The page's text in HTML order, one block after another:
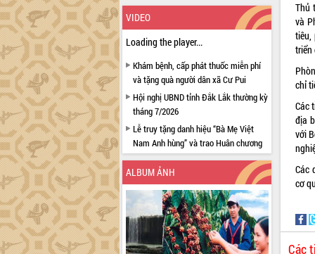
VIDEO
Loading the player...
Khám bệnh, cấp phát thuốc miễn phí
và tặng quà người dân xã Cư Pui
Hội nghị UBND tỉnh Đắk Lắk thường kỳ
tháng 7/2026
Lễ truy tặng danh hiệu “Bà Mẹ Việt
Nam Anh hùng” và trao Huân chương
Lao động
UBND tỉnh Đắk Lắk triển khai nhiệm
vụ 6 tháng cuối năm 2026
Kỳ họp thứ Hai, Hội đồng nhân dân
tỉnh khóa XI quyết nghị nhiều nội dung
quan trọng
ALBUM ẢNH
Thủ
và
triển
chỉ
Các
địa
với
Các
cơ
Các